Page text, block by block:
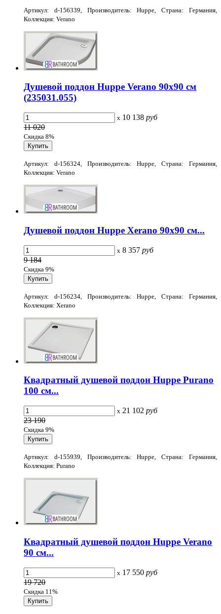
Артикул: d-156339, Производитель: Huppe, Страна: Германия,
Коллекция: Verano
Душевой поддон Huppe Verano 90x90 см
(235031.055)
x 10 138 руб
11 020
Скидка 8%
Артикул: d-156324, Производитель: Huppe, Страна: Германия,
Коллекция: Verano
Душевой поддон Huppe Xerano 90x90 см...
x 8 357 руб
9 184
Скидка 9%
Артикул: d-156234, Производитель: Huppe, Страна: Германия,
Коллекция: Xerano
Квадратный душевой поддон Huppe Purano
100 см...
x 21 102 руб
23 190
Скидка 9%
Артикул: d-155939, Производитель: Huppe, Страна: Германия,
Коллекция: Purano
Квадратный душевой поддон Huppe Verano
90 см...
x 17 550 руб
19 720
Скидка 11%